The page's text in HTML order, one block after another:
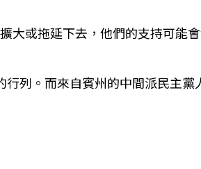
大或拖延下去，他們的支持可能
列。而來自賓州的中間派民主黨